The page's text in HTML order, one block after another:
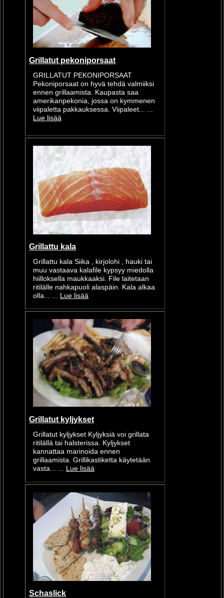
Grillatut pekoniporsaat
GRILLATUT PEKONIPORSAAT
Pekoniporsaat on hyvä tehdä valmiiksi
ennen grillaamista. Kaupasta saa
amerikanpekonia, jossa on kymmenen
viipaletta pakkauksessa. Viipaleet... ...
Lue lisää
Grillattu kala
Grillattu kala Siika , kirjolohi , hauki tai
muu vastaava kalafile kypsyy miedolla
hiilloksella maukkaaksi. File laitetaan
ritilälle nahkapuoli alaspäin. Kala alkaa
olla... ... Lue lisää
Grillatut kyljykset
Grillatut kyljykset Kyljyksiä voi grillata
ritilällä tai halsterissa. Kyljykset
kannattaa marinoida ennen
grillaamista. Grillikastiketta käytetään
vasta... ... Lue lisää
Schaslick